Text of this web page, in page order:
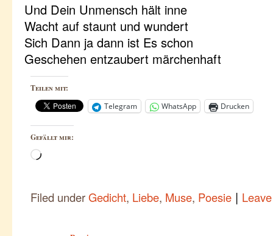
Und Dein Unmensch hält inne
Wacht auf staunt und wundert
Sich Dann ja dann ist Es schon
Geschehen entzaubert märchenhaft
Teilen mit:
Telegram
WhatsApp Drucken
Gefällt mir:
Wird
Filed underGedicht, Liebe, Muse, Poesie |